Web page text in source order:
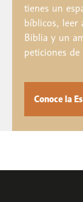
tienes un
bíblicos, leer
Biblia y un
peticiones de
Conoce la